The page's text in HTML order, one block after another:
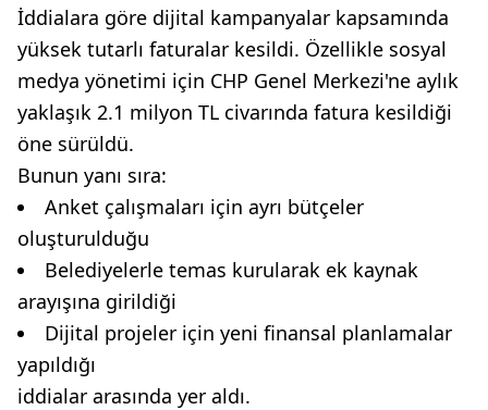
İddialara göre dijital kampanyalar kapsamında
yüksek tutarlı faturalar kesildi. Özellikle sosyal
medya yönetimi için CHP Genel Merkezi'ne aylık
yaklaşık 2.1 milyon TL civarında fatura kesildiği
öne sürüldü.
Bunun yanı sıra:
Anket çalışmaları için ayrı bütçeler
oluşturulduğu
Belediyelerle temas kurularak ek kaynak
arayışına girildiği
Dijital projeler için yeni finansal planlamalar
yapıldığı
iddialar arasında yer aldı.